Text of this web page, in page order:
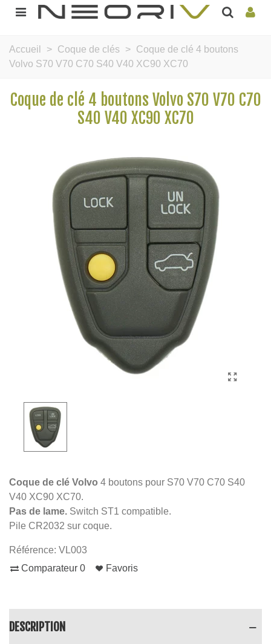
Accueil > Coque de clés > Coque de clé 4 boutons
Volvo S70 V70 C70 S40 V40 XC90 XC70
Coque de clé 4 boutons Volvo S70 V70 C70
S40 V40 XC90 XC70
Coque de clé Volvo 4 boutons pour S70 V70 C70 S40
V40 XC90 XC70.
Pas de lame. Switch ST1 compatible.
Pile CR2032 sur coque.
Référence: VL003
Comparateur 0 Favoris
DESCRIPTION